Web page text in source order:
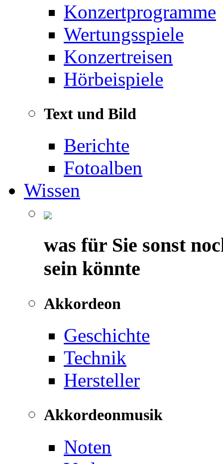
Konzertprogramme
Wertungsspiele
Konzertreisen
Hörbeispiele
Text und Bild
Berichte
Fotoalben
Wissen
was für Sie sonst
sein könnte
Akkordeon
Geschichte
Technik
Hersteller
Akkordeonmusik
Noten